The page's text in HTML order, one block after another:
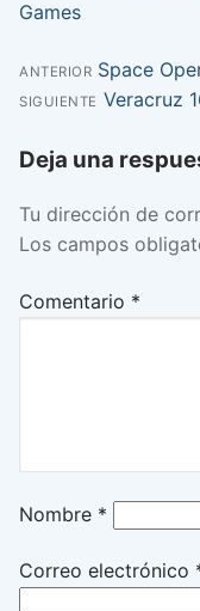
Games
Navegación
entradas
ANTERIOR Entrada
anterior:
Space
SIGUIENTE Entrada
Veracruz
Deja una
Tu dirección de
Los campos
Comentario *
Nombre *
Correo electrónico